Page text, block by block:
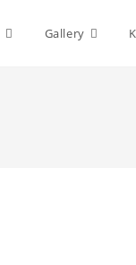
Gallery